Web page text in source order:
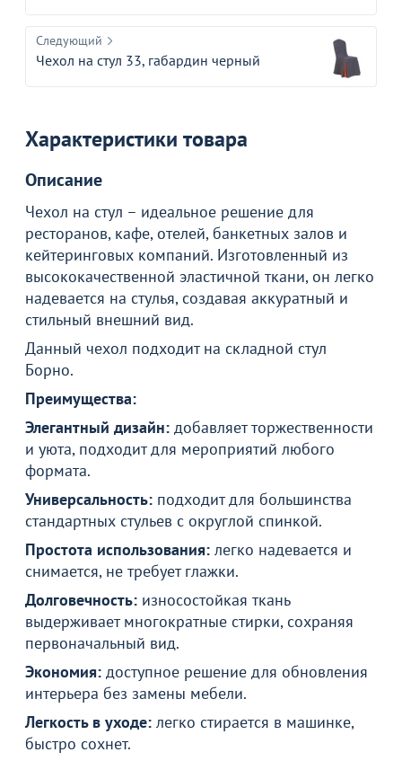
Следующий
Чехол на стул 33, габардин черный
Характеристики товара
Описание
Чехол на стул – идеальное решение для
ресторанов, кафе, отелей, банкетных залов и
кейтеринговых компаний. Изготовленный из
высококачественной эластичной ткани, он легко
надевается на стулья, создавая аккуратный и
стильный внешний вид.
Данный чехол подходит на складной стул
Борно.
Преимущества:
Элегантный дизайн: добавляет торжественности
и уюта, подходит для мероприятий любого
формата.
Универсальность: подходит для большинства
стандартных стульев с округлой спинкой.
Простота использования: легко надевается и
снимается, не требует глажки.
Долговечность: износостойкая ткань
выдерживает многократные стирки, сохраняя
первоначальный вид.
Экономия: доступное решение для обновления
интерьера без замены мебели.
Легкость в уходе: легко стирается в машинке,
быстро сохнет.